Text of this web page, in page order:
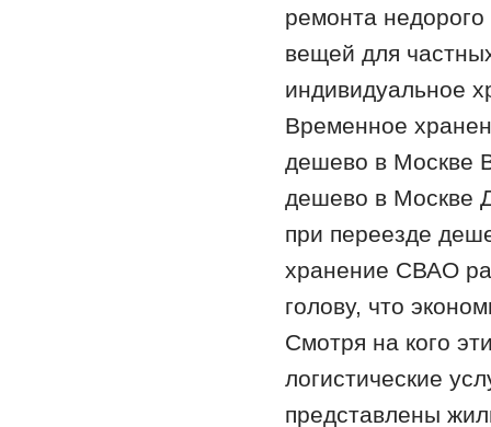
ремонта
вещей для
индивидуальное
Временное
дешево в Москве
дешево в Москве
при переезде
хранение СВАО
голову, что
Смотря на кого
логистические
представлены